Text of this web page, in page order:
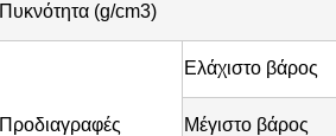
Πυκνότητα (g/cm3)
Προδιαγραφές
Ελάχιστο βάρος
Μέγιστο βάρος